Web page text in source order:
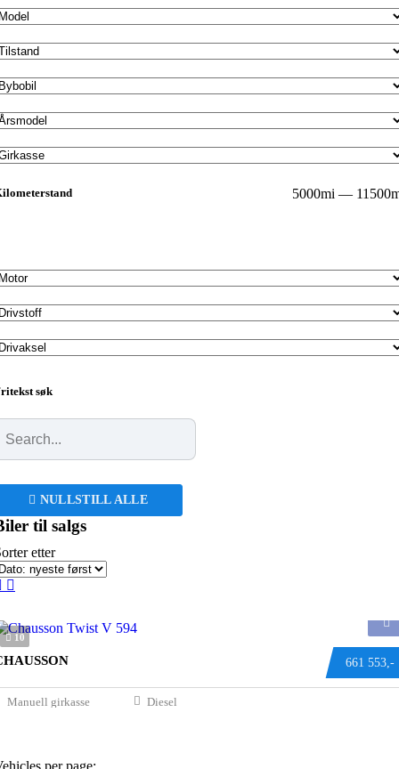
5000mi —
søk
NULLSTILL ALLE
til salgs
etter
10
661 553,-
Manuell girkasse Diesel